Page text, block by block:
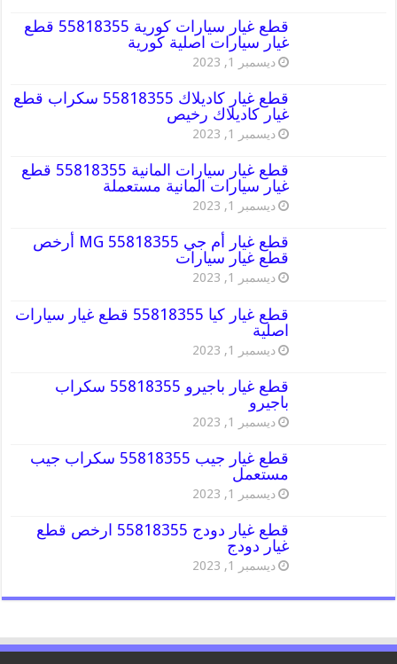
قطع غيار سيارات كورية 55818355 قطع
غيار سيارات اصلية كورية
ديسمبر 1, 2023
قطع غيار كاديلاك 55818355 سكراب قطع
غيار كاديلاك رخيص
ديسمبر 1, 2023
قطع غيار سيارات المانية 55818355 قطع
غيار سيارات المانية مستعملة
ديسمبر 1, 2023
قطع غيار أم جي MG 55818355 أرخص
قطع غيار سيارات
ديسمبر 1, 2023
قطع غيار كيا 55818355 قطع غيار سيارات
اصلية
ديسمبر 1, 2023
قطع غيار باجيرو 55818355 سكراب
باجيرو
ديسمبر 1, 2023
قطع غيار جيب 55818355 سكراب جيب
مستعمل
ديسمبر 1, 2023
قطع غيار دودج 55818355 ارخص قطع
غيار دودج
ديسمبر 1, 2023